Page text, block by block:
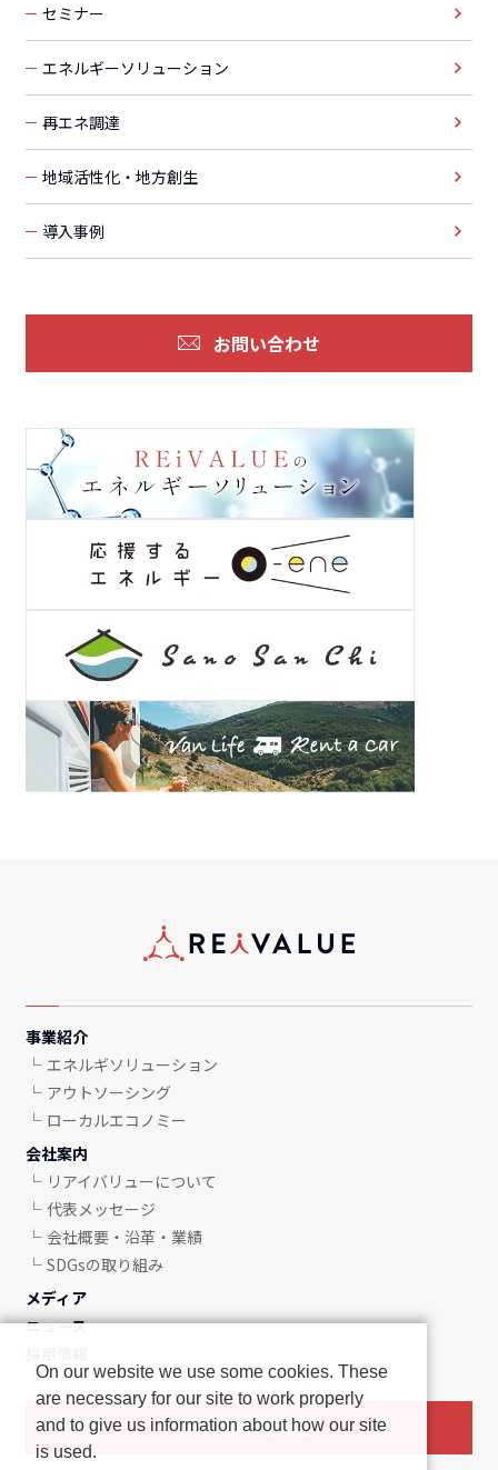
セミナー
エネルギーソリューション
再エネ調達
地域活性化・地方創生
導入事例
お問い合わせ
事業紹介
エネルギソリューション
アウトソーシング
ローカルエコノミー
会社案内
リアイバリューについて
代表メッセージ
会社概要・沿革・業績
SDGsの取り組み
メディア
ニュース
お問い合わせ
On our website we use some cookies. These
are necessary for our site to work properly
and to give us information about how our site
is used.